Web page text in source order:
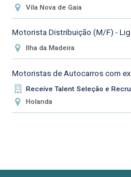
Vila Nova de Gaia
Motorista Distribuição (M/F) -
Ilha da Madeira
Motoristas de Autocarros com
Receive Talent Seleção e
Holanda